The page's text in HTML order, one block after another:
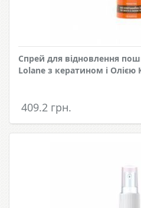
Спрей для відновлення
Lolane з кератином і Олією
409.2 грн.